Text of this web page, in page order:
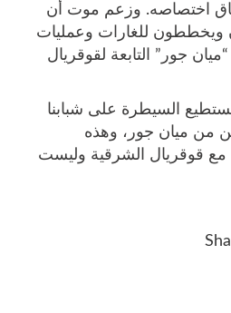
اختصاصه. وزعم موت أن
ويخططون للغارات وعمليات
جور” التابعة لقوقريال
السيطرة على شبابنا
من ميان جور، وهذه
مع قوقريال الشرقية وليست